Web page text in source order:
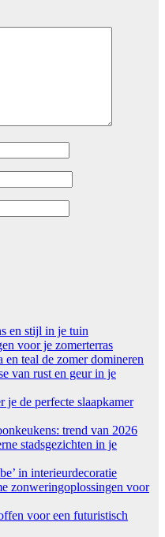
en stijl in je tuin
voor je zomerterras
en teal de zomer domineren
van rust en geur in je
je de perfecte slaapkamer
trend van 2026
stadsgezichten in je
in interieurdecoratie
zonweringoplossingen voor
voor een futuristisch